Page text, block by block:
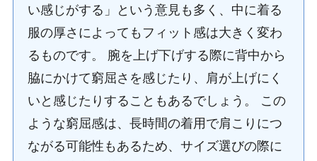
い感じがする」という意見も多く、中に着る
服の厚さによってもフィット感は大きく変わ
るものです。 腕を上げ下げする際に背中から
脇にかけて窮屈さを感じたり、肩が上げにく
いと感じたりすることもあるでしょう。 この
ような窮屈感は、長時間の着用で肩こりにつ
ながる可能性もあるため、サイズ選びの際に